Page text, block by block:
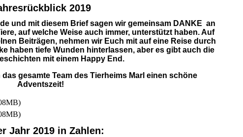
2019
und mit diesem Brief sagen wir gemeinsam DANKE an
auf welche Weise auch immer, unterstützt haben. Auf
Beiträgen, nehmen wir Euch mit auf eine Reise durch
haben tiefe Wunden hinterlassen, aber es gibt auch die
mit einem Happy End.
gesamte Team des Tierheims Marl einen schöne
Adventszeit!
Jahr 2019 in Zahlen: